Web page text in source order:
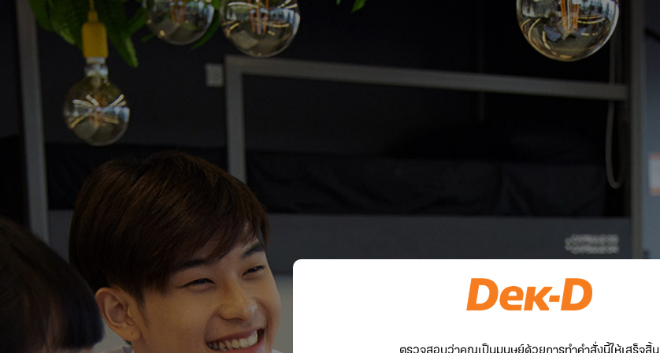
ตรวจสอบว่าคุณเป็นมนุษย์ด้วยการทำคำสั่งนี้ให้เสร็จสิ้น